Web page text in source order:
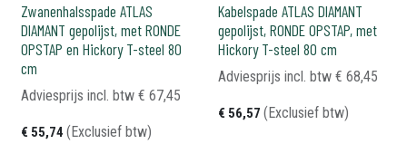
Zwanenhalsspade ATLAS
DIAMANT gepolijst, met RONDE
OPSTAP en Hickory T-steel 80
cm
€ 55,74 (Exclusief btw)
Adviesprijs incl. btw € 67,45
Kabelspade ATLAS DIAMANT
gepolijst, RONDE OPSTAP, met
Hickory T-steel 80 cm
€ 56,57 (Exclusief btw)
Adviesprijs incl. btw € 68,45